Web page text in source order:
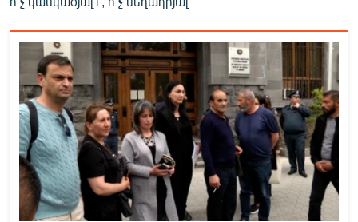
Հայերեն
English
Русский
ՀԵՏԵՎԵՔ ՄԵԶ